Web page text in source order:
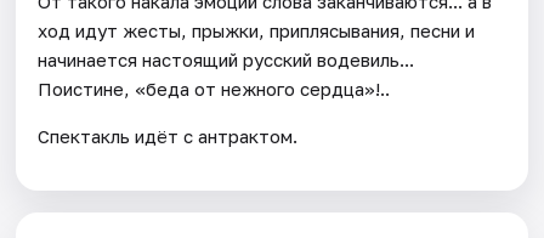
ход идут жесты, прыжки, приплясывания, песни и
начинается настоящий русский водевиль...
Поистине, «беда от нежного сердца»!..
Спектакль идёт с антрактом.